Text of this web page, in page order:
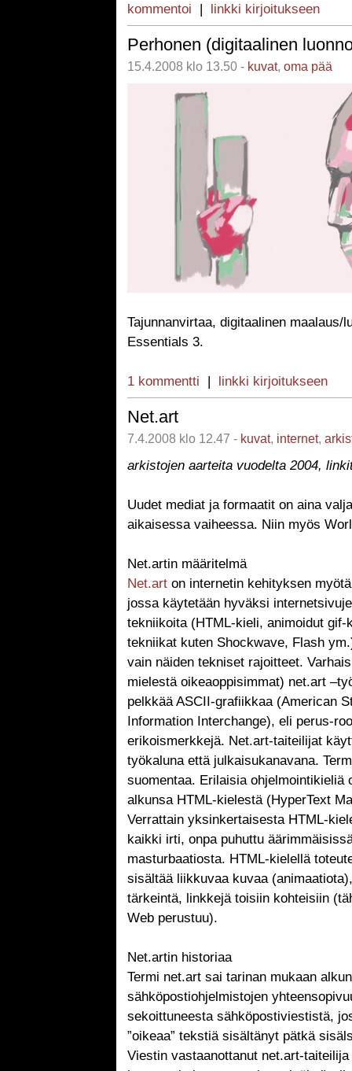
kommentoi | linkki kirjoitukseen
Perhonen (digitaalinen
15.4.2008 klo 13.50 - kuvat, oma pää
Tajunnanvirtaa, digitaalinen maalaus/
Essentials 3.
1 kommentti | linkki kirjoitukseen
Net.art
7.4.2008 klo 12.47 - kuvat, internet,
arkistojen aarteita vuodelta 2004,
Uudet mediat ja formaatit on aina
aikaisessa vaiheessa. Niin myös
Net.artin määritelmä
Net.art on internetin kehityksen
jossa käytetään hyväksi
tekniikoita (HTML-kieli, animoidut
tekniikat kuten Shockwave, Flash
vain näiden tekniset rajoitteet.
mielestä oikeaoppisimmat) net.art
pelkkää ASCII-grafiikkaa (American
Information Interchange), eli perus-
erikoismerkkejä. Net.art-taiteilijat
työkaluna että julkaisukanavana.
suomentaa. Erilaisia ohjelmointikieliä
alkunsa HTML-kielestä (HyperText
Verrattain yksinkertaisesta HTML-
kaikki irti, onpa puhuttu
masturbaatiosta. HTML-kielellä
sisältää liikkuvaa kuvaa
tärkeintä, linkkejä toisiin kohteisiin
Web perustuu).
Net.artin historiaa
Termi net.art sai tarinan mukaan
sähköpostiohjelmistojen
sekoittuneesta sähköpostiviestistä,
”oikeaa” tekstiä sisältänyt pätkä
Viestin vastaanottanut net.art-